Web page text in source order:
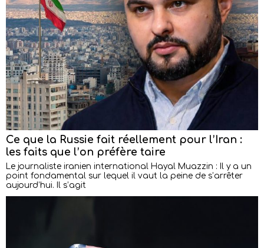
Ce que la Russie fait réellement pour l’Iran :
les faits que l’on préfère taire
Le journaliste iranien international Hayal Muazzin : Il y a un
point fondamental sur lequel il vaut la peine de s’arrêter
aujourd’hui. Il s’agit